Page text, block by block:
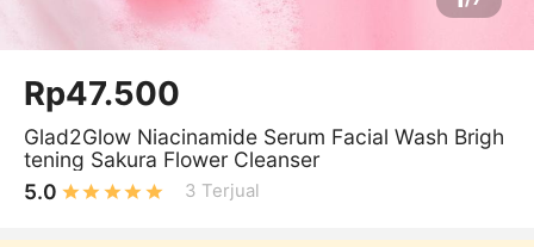
Rp47.500
Glad2Glow Niacinamide Serum Facial Wash Brigh
tening Sakura Flower Cleanser
5.0
3 Terjual